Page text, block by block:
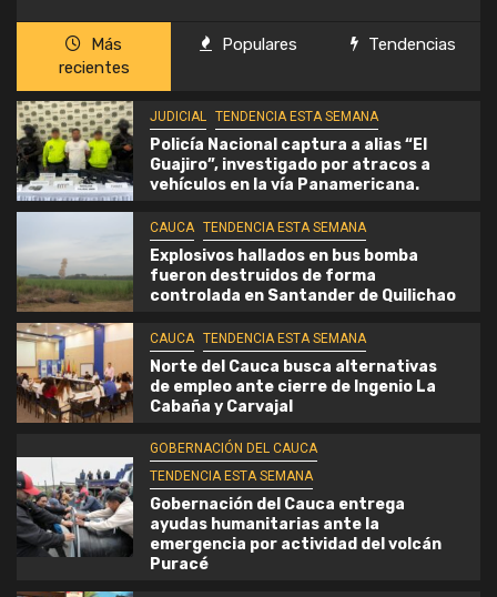
Más
recientes
Populares Tendencias
JUDICIAL TENDENCIA ESTA SEMANA
Policía Nacional captura a alias “El
Guajiro”, investigado por atracos a
vehículos en la vía Panamericana.
CAUCA TENDENCIA ESTA SEMANA
Explosivos hallados en bus bomba
fueron destruidos de forma
controlada en Santander de Quilichao
CAUCA TENDENCIA ESTA SEMANA
Norte del Cauca busca alternativas
de empleo ante cierre de Ingenio La
Cabaña y Carvajal
GOBERNACIÓN DEL CAUCA
TENDENCIA ESTA SEMANA
Gobernación del Cauca entrega
ayudas humanitarias ante la
emergencia por actividad del volcán
Puracé